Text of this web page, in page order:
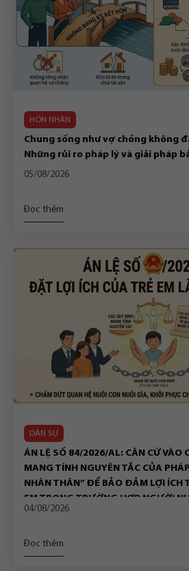
HÔN NHÂN
Chung sống như vợ chồng không
Những rủi ro pháp lý và giải pháp
05/08/2026
Đọc thêm
DÂN SỰ
ÁN LỆ SỐ 84/2026/AL: CĂN CỨ VÀO
MANG TÍNH NGUYÊN TẮC CỦA
NHÂN THÂN” ĐỂ BẢO ĐẢM LỢI ÍCH
EM TRONG TRƯỜNG HỢP NGƯỜI
ĐỘC THÂN CHẾT
04/08/2026
Đọc thêm